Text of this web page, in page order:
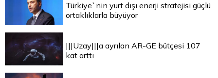
Türkiye`nin yurt dışı enerji stratejisi güçlü
ortaklıklarla büyüyor
|||Uzay|||a ayrılan AR-GE bütçesi 107
kat arttı